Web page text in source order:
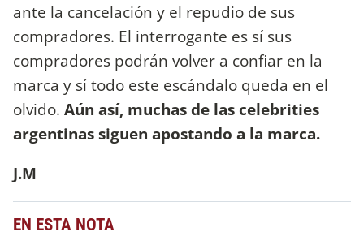
ante la cancelación y el repudio de sus
compradores. El interrogante es sí sus
compradores podrán volver a confiar en la
marca y sí todo este escándalo queda en el
olvido. Aún así, muchas de las celebrities
argentinas siguen apostando a la marca.
J.M
EN ESTA NOTA